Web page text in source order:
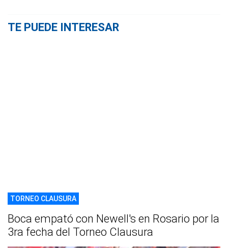
TE PUEDE INTERESAR
TORNEO CLAUSURA
Boca empató con Newell's en Rosario por la
3ra fecha del Torneo Clausura